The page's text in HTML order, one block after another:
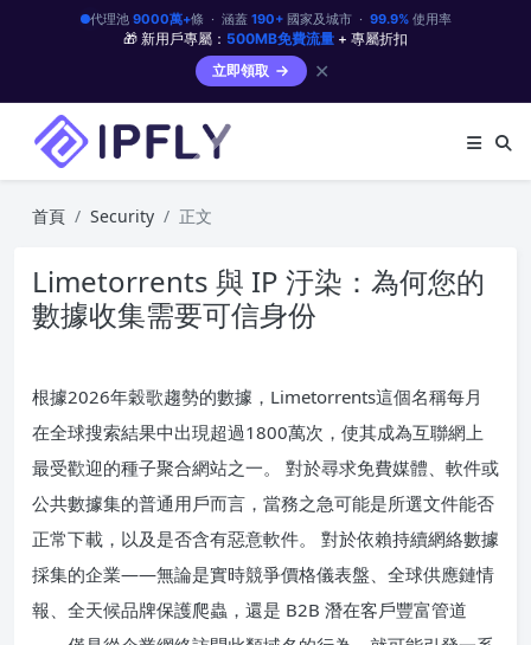
代理池 9000萬+條 · 涵蓋 190+國家及城市 · 99.9%使用率
🎁 新用戶專屬： 500MB免費流量 + 專屬折扣
立即領取
✕
首頁 Security 正文
Limetorrents 與 IP 汙染：為何您的
數據收集需要可信身份
根據2026年穀歌趨勢的數據，Limetorrents這個名稱每月
在全球搜索結果中出現超過1800萬次，使其成為互聯網上
最受歡迎的種子聚合網站之一。 對於尋求免費媒體、軟件或
公共數據集的普通用戶而言，當務之急可能是所選文件能否
正常下載，以及是否含有惡意軟件。 對於依賴持續網絡數據
採集的企業——無論是實時競爭價格儀表盤、全球供應鏈情
報、全天候品牌保護爬蟲，還是 B2B 潛在客戶豐富管道